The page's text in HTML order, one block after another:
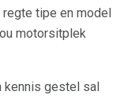
regte tipe en model
motorsitplek
kennis gestel sal